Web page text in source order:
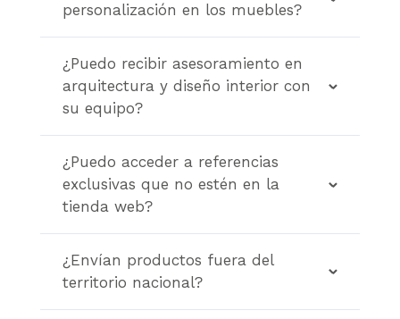
personalización en los muebles?
¿Puedo recibir asesoramiento en
arquitectura y diseño interior con
su equipo?
¿Puedo acceder a referencias
exclusivas que no estén en la
tienda web?
¿Envían productos fuera del
territorio nacional?